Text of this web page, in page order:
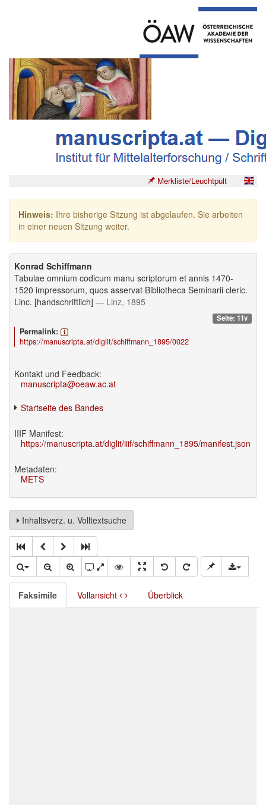
Merkliste/Leuchtpult
Hinweis: Ihre bisherige Sitzung ist abgelaufen. Sie arbeiten
in einer neuen Sitzung weiter.
Konrad Schiffmann
Tabulae omnium codicum manu scriptorum et annis 1470-
1520 impressorum, quos asservat Bibliotheca Seminarii cleric.
Linc. [handschriftlich] — Linz, 1895
Seite: 11v
Permalink:
https://manuscripta.at/diglit/schiffmann_1895/0022
Kontakt und Feedback:
manuscripta@oeaw.ac.at
Startseite des Bandes
IIIF Manifest:
https://manuscripta.at/diglit/iiif/schiffmann_1895/manifest.json
Metadaten:
METS
Inhaltsverz. u. Volltextsuche
Faksimile Vollansicht Überblick